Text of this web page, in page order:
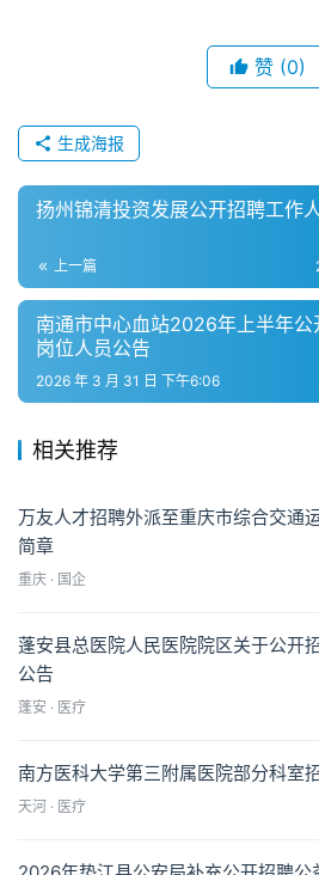
赞 (0)
生成海报
扬州锦清投资发展公开招聘工作
上一篇
南通市中心血站2026年上半年
岗位人员公告
2026 年 3 月 31 日 下午6:06
相关推荐
万友人才招聘外派至重庆市综合交通
简章
重庆 · 国企
蓬安县总医院人民医院院区关于公开
公告
蓬安 · 医疗
南方医科大学第三附属医院部分科室
天河 · 医疗